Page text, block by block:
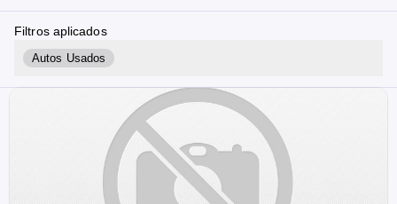
Filtros aplicados
Autos Usados